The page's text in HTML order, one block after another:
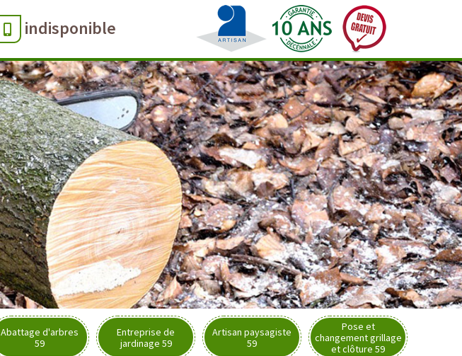
indisponible
Abattage d'arbres
59
Entreprise de
jardinage 59
Artisan paysagiste
59
Pose et
changement grillage
et clôture 59